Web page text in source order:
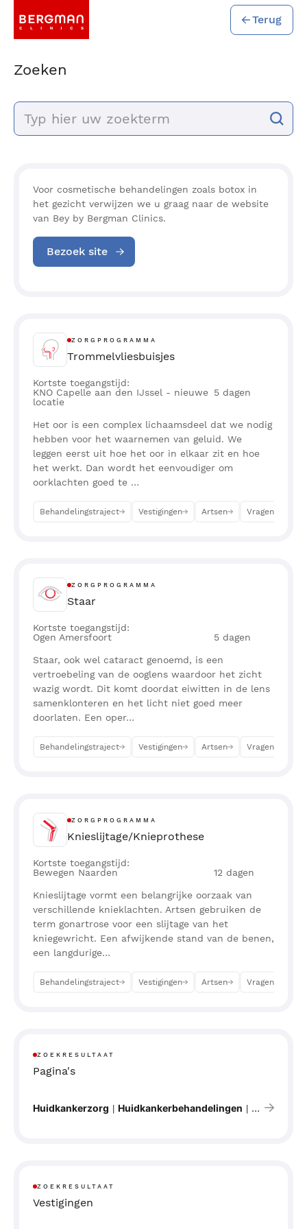
Terug
Zoeken
Voor cosmetische behandelingen zoals botox in
het gezicht verwijzen we u graag naar de website
van Bey by Bergman Clinics.
Bezoek site
ZORGPROGRAMMA
Trommelvliesbuisjes
Kortste toegangstijd:
KNO Capelle aan den IJssel - nieuwe
locatie
5 dagen
Het oor is een complex lichaamsdeel dat we nodig
hebben voor het waarnemen van geluid. We
leggen eerst uit hoe het oor in elkaar zit en hoe
het werkt. Dan wordt het eenvoudiger om
oorklachten goed te …
Behandelingstraject Vestigingen Artsen Vragen
ZORGPROGRAMMA
Staar
Kortste toegangstijd:
Ogen Amersfoort
5 dagen
Staar, ook wel cataract genoemd, is een
vertroebeling van de ooglens waardoor het zicht
wazig wordt. Dit komt doordat eiwitten in de lens
samenklonteren en het licht niet goed meer
doorlaten. Een oper…
Behandelingstraject Vestigingen Artsen Vragen
ZORGPROGRAMMA
Knieslijtage/Knieprothese
Kortste toegangstijd:
Bewegen Naarden
12 dagen
Knieslijtage vormt een belangrijke oorzaak van
verschillende knieklachten. Artsen gebruiken de
term gonartrose voor een slijtage van het
kniegewricht. Een afwijkende stand van de benen,
een langdurige…
Behandelingstraject Vestigingen Artsen Vragen
ZOEKRESULTAAT
Pagina's
Huidkankerzorg | Huidkankerbehandelingen | Huid
ZOEKRESULTAAT
Vestigingen